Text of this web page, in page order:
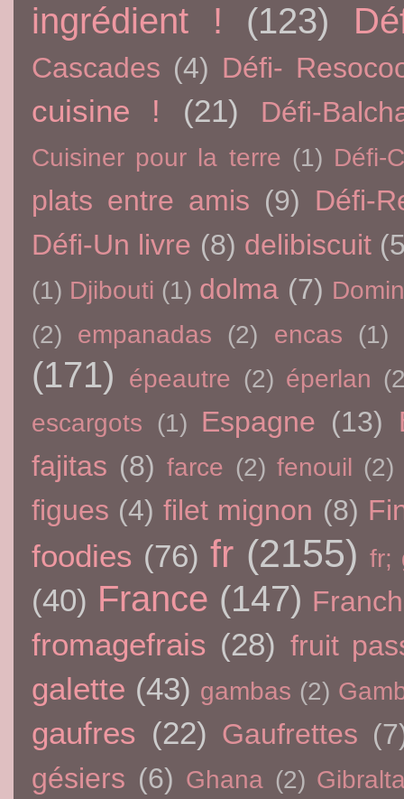
ingrédient ! (123)
Cascades (4) Défi-
cuisine ! (21) Défi-
Cuisiner pour la terre (1) Défi-
plats entre amis (9) Défi-
Défi-Un livre (8) delibiscuit
(1) Djibouti (1) dolma (7)
(2) empanadas (2) encas (1)
(171) épeautre (2) éperlan
escargots (1) Espagne (13)
fajitas (8) farce (2) fenouil (2)
figues (4) filet mignon (8)
foodies (76) fr (2155) fr;
(40) France (147)
fromagefrais (28) fruit
galette (43) gambas (2)
gaufres (22) Gaufrettes
gésiers (6) Ghana (2)